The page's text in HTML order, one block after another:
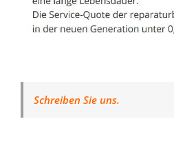
Schreiben Sie uns.